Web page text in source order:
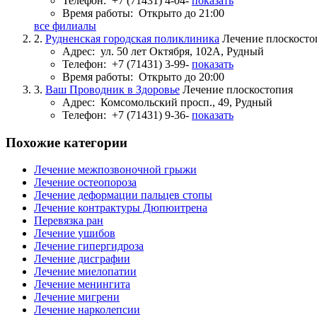
Время работы: Открыто до 21:00
все филиалы
2. Рудненская городская поликлиника Лечение
Адрес: ул. 50 лет Октября, 102А, Рудный
Телефон: +7 (71431) 3-99- показать
Время работы: Открыто до 20:00
3. Ваш Проводник в Здоровье Лечение плоскостопия
Адрес: Комсомольский просп., 49, Рудный
Телефон: +7 (71431) 9-36- показать
Похожие категории
Лечение межпозвоночной грыжи
Лечение остеопороза
Лечение деформации пальцев стопы
Лечение контрактуры Дюпюитрена
Перевязка ран
Лечение ушибов
Лечение гипергидроза
Лечение дисграфии
Лечение миелопатии
Лечение менингита
Лечение мигрени
Лечение нарколепсии